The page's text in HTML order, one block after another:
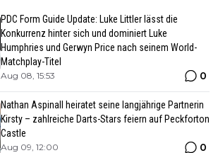
PDC Form Guide Update: Luke Littler lässt die
Konkurrenz hinter sich und dominiert Luke
Humphries und Gerwyn Price nach seinem World-
Matchplay-Titel
Aug 08, 15:53 0
Nathan Aspinall heiratet seine langjährige Partnerin
Kirsty – zahlreiche Darts-Stars feiern auf Peckforton
Castle
Aug 09, 12:00 0